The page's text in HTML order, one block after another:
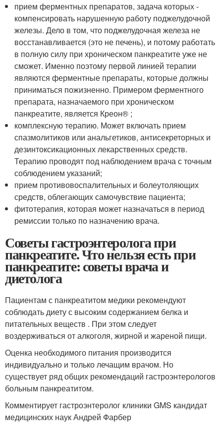
прием ферментных препаратов, задача которых -
компенсировать нарушенную работу поджелудочной
железы. Дело в том, что поджелудочная железа не
восстанавливается (это не печень), и потому работать
в полную силу при хроническом панкреатите уже не
сможет. Именно поэтому первой линией терапии
являются ферментные препараты, которые должны
приниматься пожизненно. Примером ферментного
препарата, назначаемого при хроническом
панкреатите, является Креон® ;
комплексную терапию. Может включать прием
спазмолитиков или анальгетиков, антисекреторных и
дезинтоксикационных лекарственных средств.
Терапию проводят под наблюдением врача с точным
соблюдением указаний;
прием противовоспалительных и болеутоляющих
средств, облегающих самочувствие пациента;
фитотерапия, которая может назначаться в период
ремиссии только по назначению врача.
Советы гастроэнтеролога при
панкреатите. Что нельзя есть при
панкреатите: советы врача и
диетолога
Пациентам с панкреатитом медики рекомендуют
соблюдать диету с высоким содержанием белка и
питательных веществ . При этом следует
воздерживаться от алкоголя, жирной и жареной пищи.
Оценка необходимого питания производится
индивидуально и только лечащим врачом. Но
существует ряд общих рекомендаций гастроэнтерологов
больным панкреатитом.
Комментирует гастроэнтеролог клиники GMS кандидат
медицинских наук Андрей Фарбер